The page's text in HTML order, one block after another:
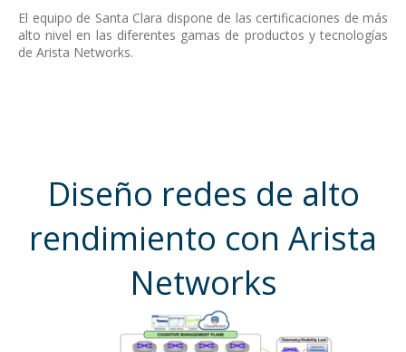
El equipo de Santa Clara dispone de las certificaciones de más
alto nivel en las diferentes gamas de productos y tecnologías
de Arista Networks.
Diseño redes de alto
rendimiento con Arista
Networks